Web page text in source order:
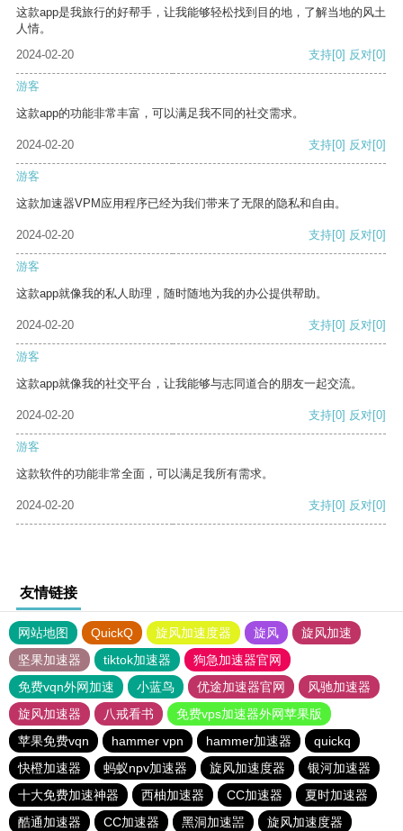
这款app是我旅行的好帮手，让我能够轻松找到目的地，了解当地的风土
人情。
2024-02-20
支持[0] 反对[0]
游客
这款app的功能非常丰富，可以满足我不同的社交需求。
2024-02-20 支持[0] 反对[0]
游客
这款加速器VPM应用程序已经为我们带来了无限的隐私和自由。
2024-02-20 支持[0] 反对[0]
游客
这款app就像我的私人助理，随时随地为我的办公提供帮助。
2024-02-20 支持[0] 反对[0]
游客
这款app就像我的社交平台，让我能够与志同道合的朋友一起交流。
2024-02-20 支持[0] 反对[0]
游客
这款软件的功能非常全面，可以满足我所有需求。
2024-02-20 支持[0] 反对[0]
友情链接
网站地图 QuickQ 旋风加速度器 旋风
旋风加速
坚果加速器
tiktok加速器
狗急加速器官网
免费vqn外网加速
小蓝鸟 优途加速器官网
风驰加速器
旋风加速器
八戒看书
免费vps加速器外网苹果版
苹果免费vqn
hammer vpn hammer加速器
quickq
快橙加速器
蚂蚁npv加速器 旋风加速度器
银河加速器
十大免费加速神器
西柚加速器 CC加速器
夏时加速器
酷通加速器
CC加速器 黑洞加速噐 旋风加速度器